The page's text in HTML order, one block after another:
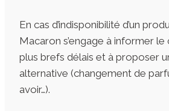
En cas d’indisponibilité d’un
Macaron s’engage à informer le
plus brefs délais et à proposer
alternative (changement de
avoir…).